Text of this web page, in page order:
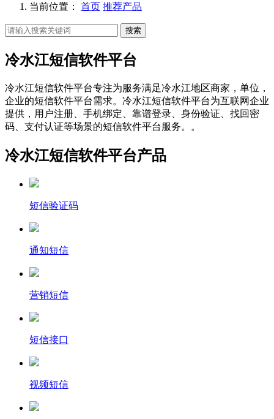
当前位置： 首页 推荐产品
搜索
冷水江短信软件平台
冷水江短信软件平台专注为服务满足冷水江地区商家，单位，
企业的短信软件平台需求。冷水江短信软件平台为互联网企业
提供，用户注册、手机绑定、靠谱登录、身份验证、找回密
码、支付认证等场景的短信软件平台服务。。
冷水江短信软件平台产品
短信验证码
通知短信
营销短信
短信接口
视频短信